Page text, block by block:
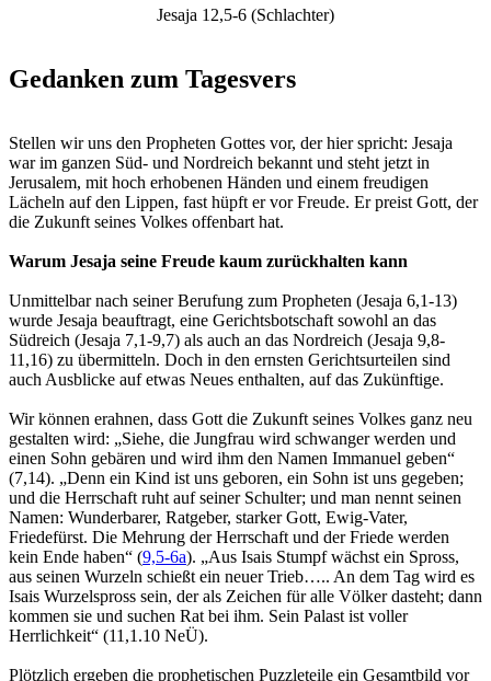
Jesaja 12,5-6 (Schlachter)
Gedanken zum Tagesvers
Stellen wir uns den Propheten Gottes vor, der hier spricht: Jesaja
war im ganzen Süd- und Nordreich bekannt und steht jetzt in
Jerusalem, mit hoch erhobenen Händen und einem freudigen
Lächeln auf den Lippen, fast hüpft er vor Freude. Er preist Gott, der
die Zukunft seines Volkes offenbart hat.
Warum Jesaja seine Freude kaum zurückhalten kann
Unmittelbar nach seiner Berufung zum Propheten (Jesaja 6,1-13)
wurde Jesaja beauftragt, eine Gerichtsbotschaft sowohl an das
Südreich (Jesaja 7,1-9,7) als auch an das Nordreich (Jesaja 9,8-
11,16) zu übermitteln. Doch in den ernsten Gerichtsurteilen sind
auch Ausblicke auf etwas Neues enthalten, auf das Zukünftige.
Wir können erahnen, dass Gott die Zukunft seines Volkes ganz neu
gestalten wird: „Siehe, die Jungfrau wird schwanger werden und
einen Sohn gebären und wird ihm den Namen Immanuel geben“
(7,14). „Denn ein Kind ist uns geboren, ein Sohn ist uns gegeben;
und die Herrschaft ruht auf seiner Schulter; und man nennt seinen
Namen: Wunderbarer, Ratgeber, starker Gott, Ewig-Vater,
Friedefürst. Die Mehrung der Herrschaft und der Friede werden
kein Ende haben“ (9,5-6a). „Aus Isais Stumpf wächst ein Spross,
aus seinen Wurzeln schießt ein neuer Trieb….. An dem Tag wird es
Isais Wurzelspross sein, der als Zeichen für alle Völker dasteht; dann
kommen sie und suchen Rat bei ihm. Sein Palast ist voller
Herrlichkeit“ (11,1.10 NeÜ).
Plötzlich ergeben die prophetischen Puzzleteile ein Gesamtbild vor